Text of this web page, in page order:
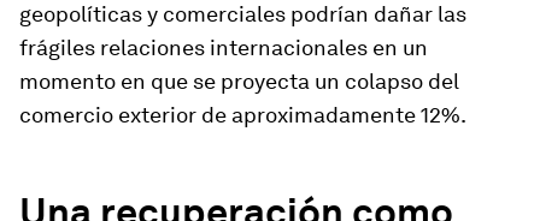
geopolíticas y comerciales podrían dañar las
frágiles relaciones internacionales en un
momento en que se proyecta un colapso del
comercio exterior de aproximadamente 12%.